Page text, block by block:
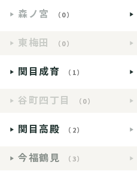
森ノ宮 （0）
東梅田 （0）
関目成育 （1）
谷町四丁目 （0）
関目高殿 （2）
今福鶴見 （3）